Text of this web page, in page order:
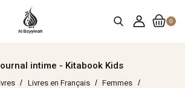
0
intime - Kitabook Kids
Livres en Français
Femmes